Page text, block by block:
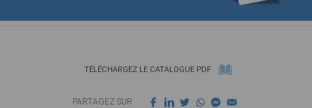
TÉLÉCHARGEZ LE CATALOGUE PDF
PARTAGEZ SUR